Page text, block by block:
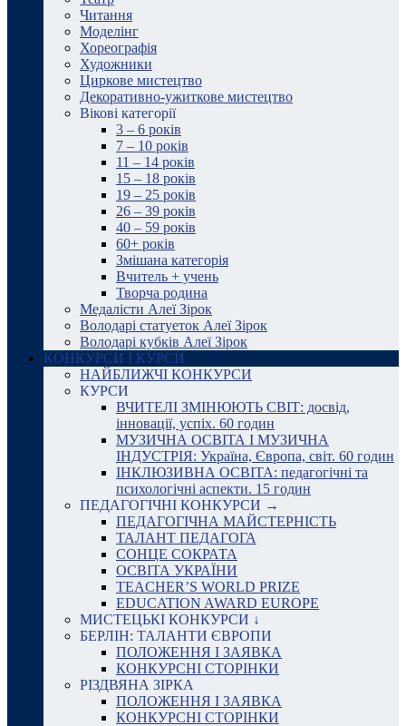
Читання
Моделінг
Хореографія
Художники
Циркове мистецтво
Декоративно-ужиткове мистецтво
Вікові категорії
3 – 6 років
7 – 10 років
11 – 14 років
15 – 18 років
19 – 25 років
26 – 39 років
40 – 59 років
60+ років
Змішана категорія
Вчитель + учень
Творча родина
Медалісти Алеї Зірок
Володарі статуеток Алеї Зірок
Володарі кубків Алеї Зірок
КОНКУРСИ І КУРСИ
НАЙБЛИЖЧІ КОНКУРСИ
КУРСИ
ВЧИТЕЛІ ЗМІНЮЮТЬ СВІТ: досвід,
інновації, успіх. 60 годин
МУЗИЧНА ОСВІТА І МУЗИЧНА
ІНДУСТРІЯ: Україна, Європа, світ. 60 годин
ІНКЛЮЗИВНА ОСВІТА: педагогічні та
психологічні аспекти. 15 годин
ПЕДАГОГІЧНІ КОНКУРСИ →
ПЕДАГОГІЧНА МАЙСТЕРНІСТЬ
ТАЛАНТ ПЕДАГОГА
СОНЦЕ СОКРАТА
ОСВІТА УКРАЇНИ
TEACHER’S WORLD PRIZE
EDUCATION AWARD EUROPE
МИСТЕЦЬКІ КОНКУРСИ ↓
БЕРЛІН: ТАЛАНТИ ЄВРОПИ
ПОЛОЖЕННЯ І ЗАЯВКА
КОНКУРСНІ СТОРІНКИ
РІЗДВЯНА ЗІРКА
ПОЛОЖЕННЯ І ЗАЯВКА
КОНКУРСНІ СТОРІНКИ